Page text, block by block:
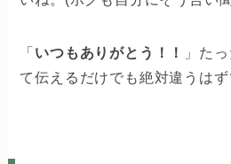
「 いつもありがとう！！
」た
て伝えるだけでも絶対違うはず